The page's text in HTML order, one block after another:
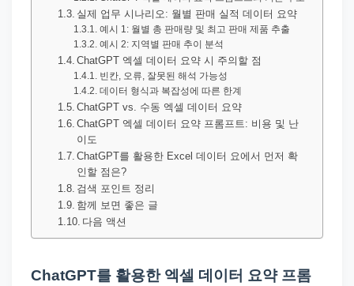
실제 업무 시나리오: 월별 판매 실적 데이터 요약
예시 1: 월별 총 판매량 및 최고 판매 제품 추출
예시 2: 지역별 판매 추이 분석
ChatGPT 엑셀 데이터 요약 시 주의할 점
빈칸, 오류, 잘못된 해석 가능성
데이터 형식과 복잡성에 따른 한계
ChatGPT vs. 수동 엑셀 데이터 요약
ChatGPT 엑셀 데이터 요약 프롬프트: 비용 및 난
이도
ChatGPT를 활용한 Excel 데이터 요에서 먼저 확
인할 점은?
검색 포인트 정리
함께 보면 좋은 글
다음 액션
ChatGPT를 활용한 엑셀 데이터 요약 프롬